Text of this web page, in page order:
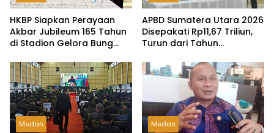
HKBP Siapkan Perayaan
Akbar Jubileum 165 Tahun
di Stadion Gelora Bung
APBD Sumatera Utara 2026
Disepakati Rp11,67 Triliun,
Turun dari Tahun
Medan Medan